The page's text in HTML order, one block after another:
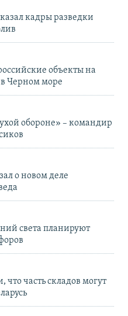
кадры разведки
объекты на
Черном море
обороне» – командир
о новом деле
света планируют
часть складов могут